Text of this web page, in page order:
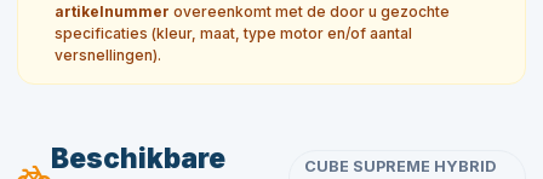
artikelnummer overeenkomt met de door u gezochte
specificaties (kleur, maat, type motor en/of aantal
versnellingen).
Beschikbare
CUBE SUPREME HYBRID